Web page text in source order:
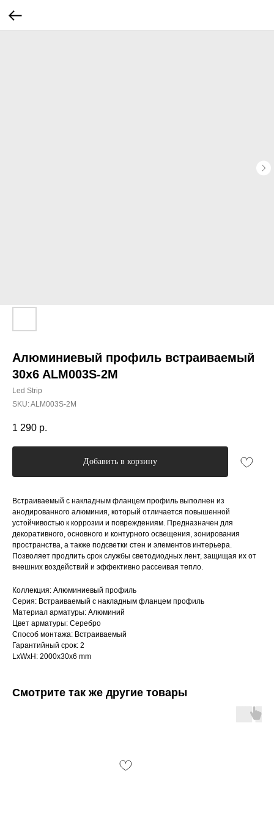
Алюминиевый профиль встраиваемый
30x6 ALM003S-2M
Led Strip
SKU:ALM003S-2M
1 290 р.
Добавить в корзину
Встраиваемый с накладным фланцем профиль выполнен из
анодированного алюминия, который отличается повышенной
устойчивостью к коррозии и повреждениям. Предназначен для
декоративного, основного и контурного освещения, зонирования
пространства, а также подсветки стен и элементов интерьера.
Позволяет продлить срок службы светодиодных лент, защищая их от
внешних воздействий и эффективно рассеивая тепло.
Коллекция: Алюминиевый профиль
Серия: Встраиваемый с накладным фланцем профиль
Материал арматуры: Алюминий
Цвет арматуры: Серебро
Способ монтажа: Встраиваемый
Гарантийный срок: 2
LxWxH: 2000x30x6 mm
Смотрите так же другие товары